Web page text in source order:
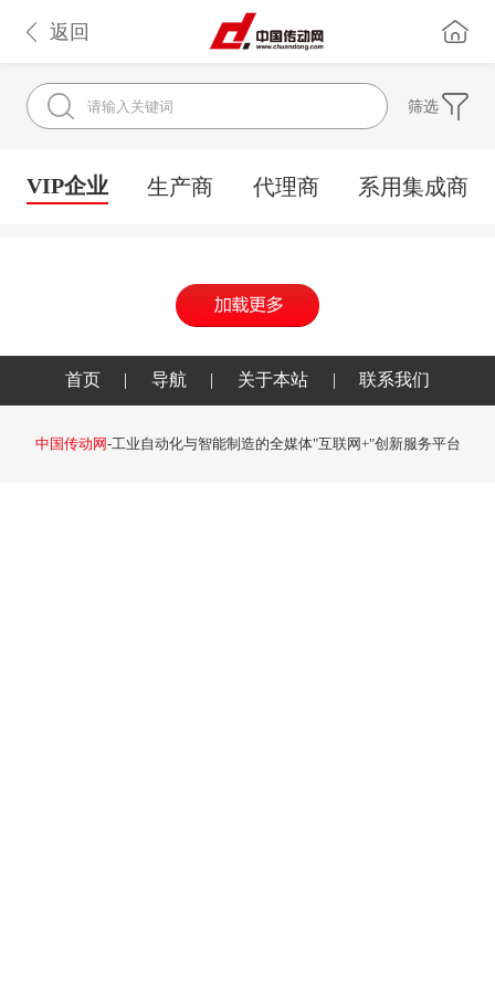
返回
筛选
VIP企业 生产商 代理商 系用集成商
首页 | 导航 | 关于本站 | 联系我们
中国传动网-工业自动化与智能制造的全媒体"互联网+"创新服务平台